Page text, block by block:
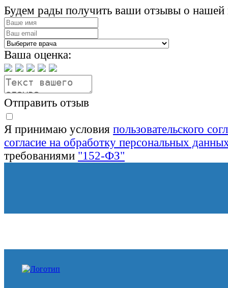
Будем рады получить ваши отзывы о нашей
Ваша оценка:
Отправить отзыв
Я принимаю условия пользовательского
согласие на обработку персональных
требованиями "152-ФЗ"